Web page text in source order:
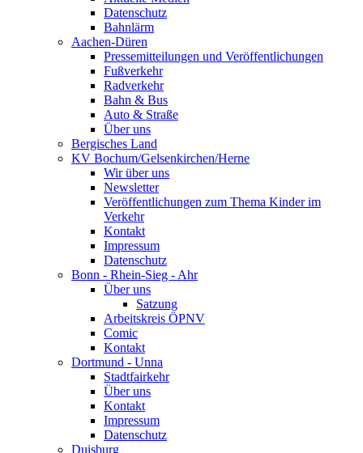
Datenschutz
Bahnlärm
Aachen-Düren
Pressemitteilungen und Veröffentlichungen
Fußverkehr
Radverkehr
Bahn & Bus
Auto & Straße
Über uns
Bergisches Land
KV Bochum/Gelsenkirchen/Herne
Wir über uns
Newsletter
Veröffentlichungen zum Thema Kinder im
Verkehr
Kontakt
Impressum
Datenschutz
Bonn - Rhein-Sieg - Ahr
Über uns
Satzung
Arbeitskreis ÖPNV
Comic
Kontakt
Dortmund - Unna
Stadtfairkehr
Über uns
Kontakt
Impressum
Datenschutz
Duisburg